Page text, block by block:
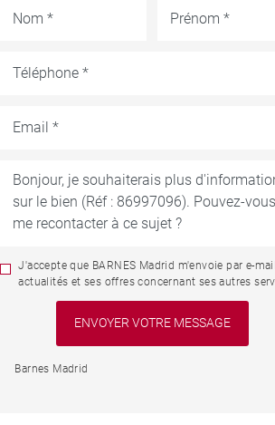
J'accepte que BARNES Madrid m'envoie par e-
actualités et ses offres concernant ses autres
Barnes Madrid